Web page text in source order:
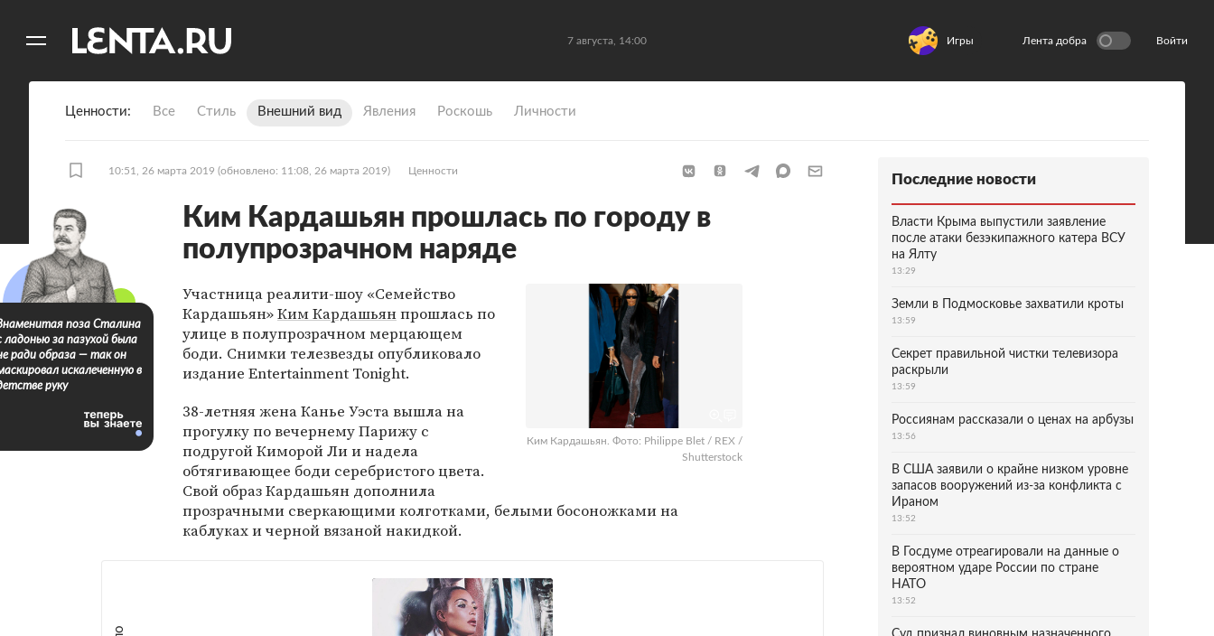
7 августа, 14:00 Игры Лента добра Войти
Ценности Все Стиль Внешний вид Явления Роскошь Личности
10:51, 26 марта 2019 (обновлено: 11:08, 26 марта 2019) Ценности
Ким Кардашьян прошлась по городу в
полупрозрачном наряде
Ким Кардашьян. Фото: Philippe Blet / REX /
Shutterstock
Участница реалити-шоу «Семейство
Кардашьян»Ким Кардашьянпрошлась по
улице в полупрозрачном мерцающем
боди. Снимки телезвезды опубликовало
издание Entertainment Tonight.
38-летняя жена Канье Уэста вышла на
прогулку по вечернему Парижу с
подругой Киморой Ли и надела
обтягивающее боди серебристого цвета.
Свой образ Кардашьян дополнила
прозрачными сверкающими колготками, белыми босоножками на
каблуках и черной вязаной накидкой.
поза Сталина
ладонью за пазухой была
ради образа — так он
искалеченную в
руку
Последние новости
Власти Крыма выпустили заявление
после атаки безэкипажного катера ВСУ
на Ялту
13:29
Земли в Подмосковье захватили кроты
13:59
Секрет правильной чистки телевизора
раскрыли
13:59
Россиянам рассказали о ценах на арбузы
13:56
В США заявили о крайне низком уровне
запасов вооружений из-за конфликта с
Ираном
13:52
В Госдуме отреагировали на данные о
вероятном ударе России по стране
НАТО
13:52